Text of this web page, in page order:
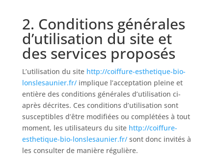
2. Conditions générales
d’utilisation du site et
des services proposés
L’utilisation du site http://coiffure-esthetique-bio-
lonslesaunier.fr/ implique l’acceptation pleine et
entière des conditions générales d’utilisation ci-
après décrites. Ces conditions d’utilisation sont
susceptibles d’être modifiées ou complétées à tout
moment, les utilisateurs du site http://coiffure-
esthetique-bio-lonslesaunier.fr/sont donc invités à
les consulter de manière régulière.